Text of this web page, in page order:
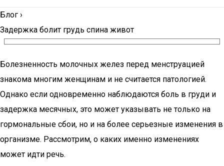
Блог ›
Задержка болит грудь спина живот
Болезненность молочных желез перед менструацией
знакома многим женщинам и не считается патологией.
Однако если одновременно наблюдаются боль в груди и
задержка месячных, это может указывать не только на
гормональные сбои, но и на более серьезные изменения в
организме. Рассмотрим, о каких именно изменениях
может идти речь.